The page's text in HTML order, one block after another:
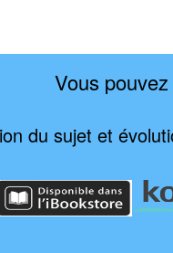
Vous
du sujet et